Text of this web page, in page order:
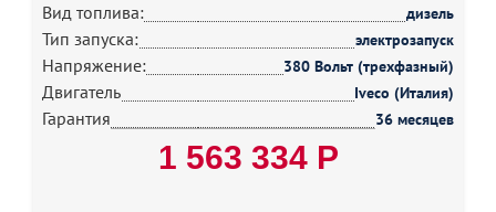
Вид топлива: дизель
Тип запуска: электрозапуск
Напряжение: 380 Вольт (трехфазный)
Двигатель Iveco (Италия)
Гарантия 36 месяцев
1 563 334 Р